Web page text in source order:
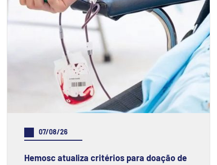
07/08/26
Hemosc atualiza critérios para doação de